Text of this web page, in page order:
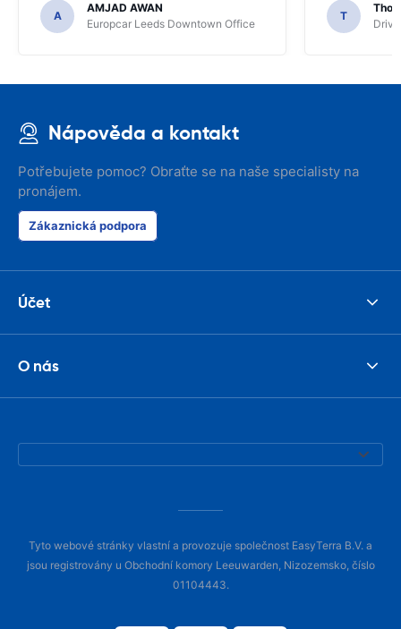
A
AMJAD AWAN
Europcar Leeds Downtown Office
T
Nápověda a kontakt
Potřebujete pomoc? Obraťte se na naše specialisty na
pronájem.
Zákaznická podpora
Účet
O nás
Tyto webové stránky vlastní a provozuje společnost EasyTerra B.V. a
jsou registrovány u Obchodní komory Leeuwarden, Nizozemsko, číslo
01104443.